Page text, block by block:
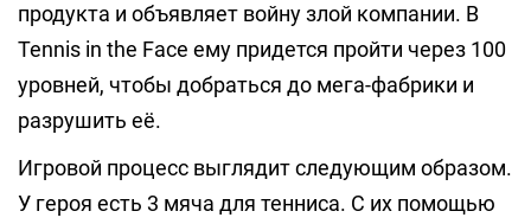
продукта и объявляет войну злой компании. В
Tennis in the Face ему придется пройти через 100
уровней, чтобы добраться до мега-фабрики и
разрушить её.
Игровой процесс выглядит следующим образом.
У героя есть 3 мяча для тенниса. С их помощью